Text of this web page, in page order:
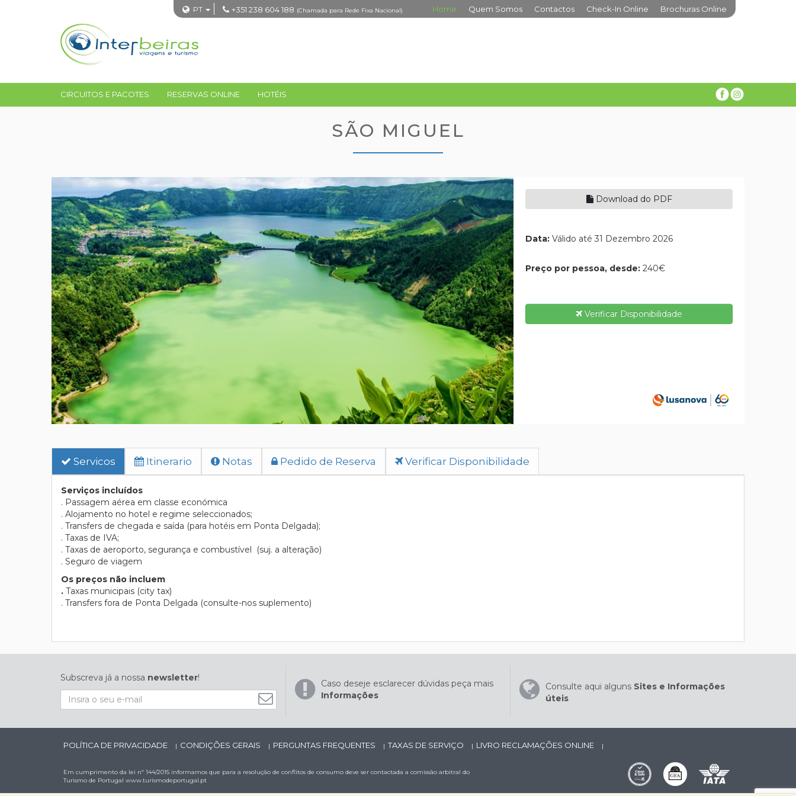
PT +351 238 604 188 (Chamada para Rede Fixa Nacional) Home Quem Somos Contactos Check-In Online Brochuras Online
CIRCUITOS E PACOTES RESERVAS ONLINE HOTÉIS
SÃO MIGUEL
Download do PDF
Data: Válido até 31 Dezembro 2026
Preço por pessoa, desde: 240€
Verificar Disponibilidade
Servicos Itinerario Notas Pedido de Reserva Verificar Disponibilidade
Serviços incluídos
. Passagem aérea em classe económica
. Alojamento no hotel e regime seleccionados;
. Transfers de chegada e saída (para hotéis em Ponta Delgada);
. Taxas de IVA;
. Taxas de aeroporto, segurança e combustível (suj. a alteração)
. Seguro de viagem
Os preços não incluem
. Taxas municipais (city tax)
. Transfers fora de Ponta Delgada (consulte-nos suplemento)
Subscreva já a nossa newsletter!
Caso deseje esclarecer dúvidas peça mais
Informações
Consulte aqui alguns Sites e Informações
úteis
POLÍTICA DE PRIVACIDADE | CONDIÇÕES GERAIS | PERGUNTAS FREQUENTES | TAXAS DE SERVIÇO | LIVRO RECLAMAÇÕES ONLINE |
Em cumprimento da lei nº 144/2015 informamos que para a resolução de conflitos de consumo deve ser contactada a comissão arbitral do
Turismo de Portugal www.turismodeportugal.pt